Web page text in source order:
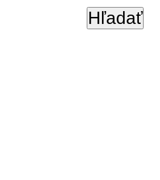
Hľadať